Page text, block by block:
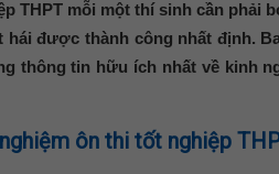
THPT mỗi một thí sinh cần
được thành công nhất định.
thông tin hữu ích nhất về kinh
ôn thi tốt nghiệp